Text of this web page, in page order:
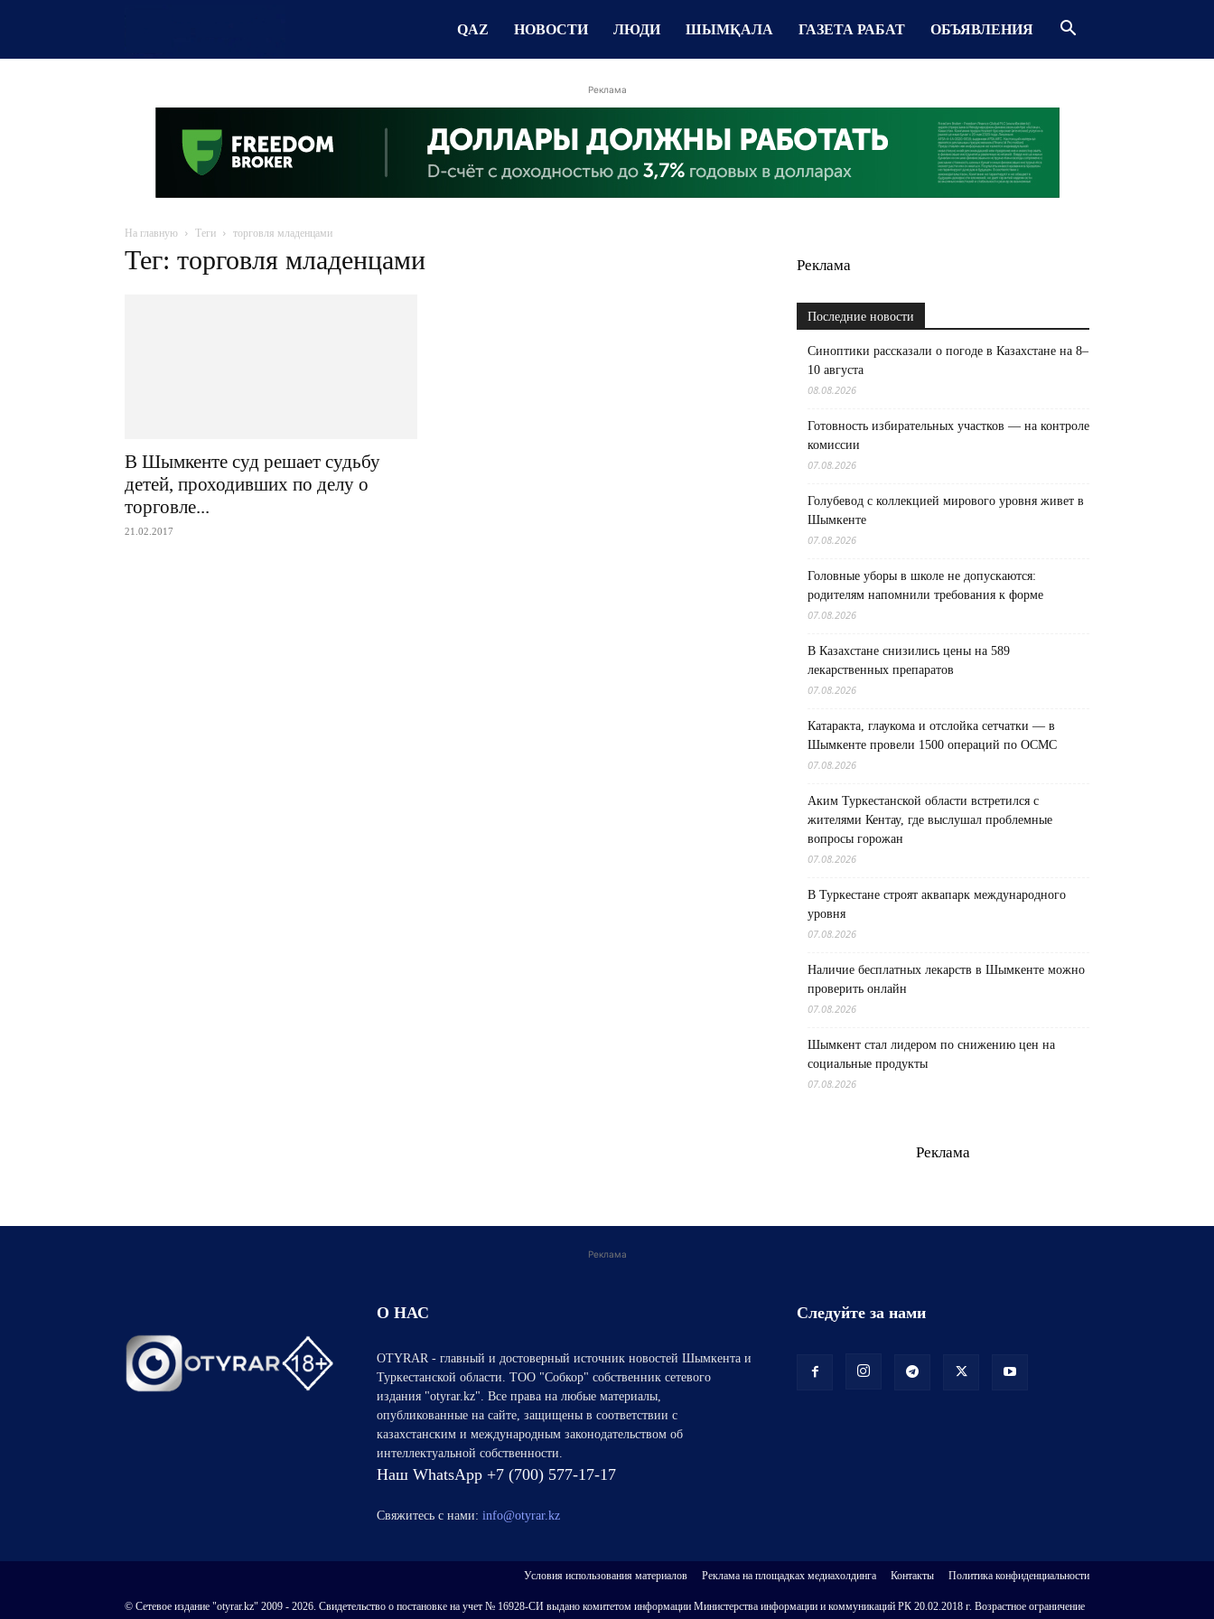
QAZ НОВОСТИ ЛЮДИ ШЫМҚАЛА ГАЗЕТА РАБАТ ОБЪЯВЛЕНИЯ
Реклама
На главную Теги торговля младенцами
Тег: торговля младенцами
В Шымкенте суд решает судьбу
детей, проходивших по делу о
торговле...
21.02.2017
Реклама
Последние новости
Синоптики рассказали о погоде в Казахстане на 8–
10 августа
08.08.2026
Готовность избирательных участков — на контроле
комиссии
07.08.2026
Голубевод с коллекцией мирового уровня живет в
Шымкенте
07.08.2026
Головные уборы в школе не допускаются:
родителям напомнили требования к форме
07.08.2026
В Казахстане снизились цены на 589
лекарственных препаратов
07.08.2026
Катаракта, глаукома и отслойка сетчатки — в
Шымкенте провели 1500 операций по ОСМС
07.08.2026
Аким Туркестанской области встретился с
жителями Кентау, где выслушал проблемные
вопросы горожан
07.08.2026
В Туркестане строят аквапарк международного
уровня
07.08.2026
Наличие бесплатных лекарств в Шымкенте можно
проверить онлайн
07.08.2026
Шымкент стал лидером по снижению цен на
социальные продукты
07.08.2026
Реклама
Реклама
О НАС
OTYRAR - главный и достоверный источник новостей Шымкента и
Туркестанской области. ТОО "Собкор" собственник сетевого
издания "otyrar.kz". Все права на любые материалы,
опубликованные на сайте, защищены в соответствии с
казахстанским и международным законодательством об
интеллектуальной собственности.
Наш WhatsApp +7 (700) 577-17-17
Свяжитесь с нами: info@otyrar.kz
Следуйте за нами
Условия использования материалов Реклама на площадках медиахолдинга Контакты Политика конфиденциальности
© Сетевое издание "otyrar.kz" 2009 - 2026. Свидетельство о постановке на учет № 16928-СИ выдано комитетом информации Министерства информации и коммуникаций РК 20.02.2018 г. Возрастное ограничение